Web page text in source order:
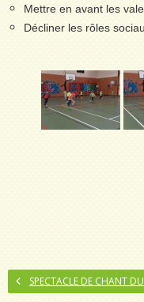
Mettre en avant les
Décliner les rôles
SPECTACLE DE CHANT